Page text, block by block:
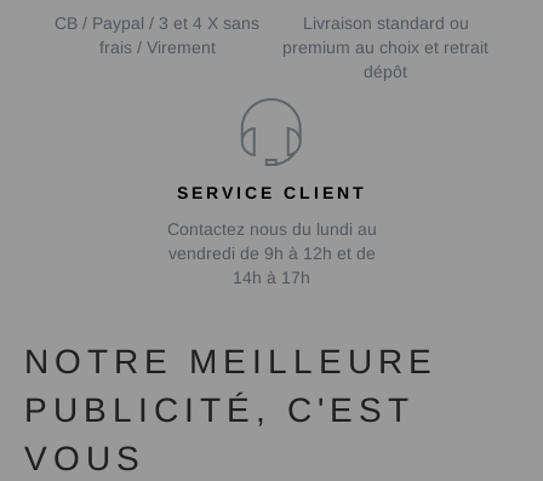
CB / Paypal / 3 et 4 X sans
frais / Virement
Livraison standard ou
premium au choix et retrait
dépôt
SERVICE CLIENT
Contactez nous du lundi au
vendredi de 9h à 12h et de
14h à 17h
NOTRE MEILLEURE
PUBLICITÉ, C'EST
VOUS